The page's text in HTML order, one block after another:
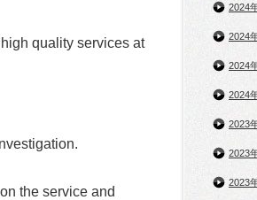
quality services at
the service and
2024
2024
2024
2024
2023
2023
2023